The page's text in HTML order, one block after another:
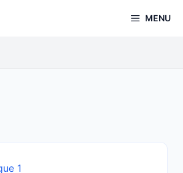
MENU
1